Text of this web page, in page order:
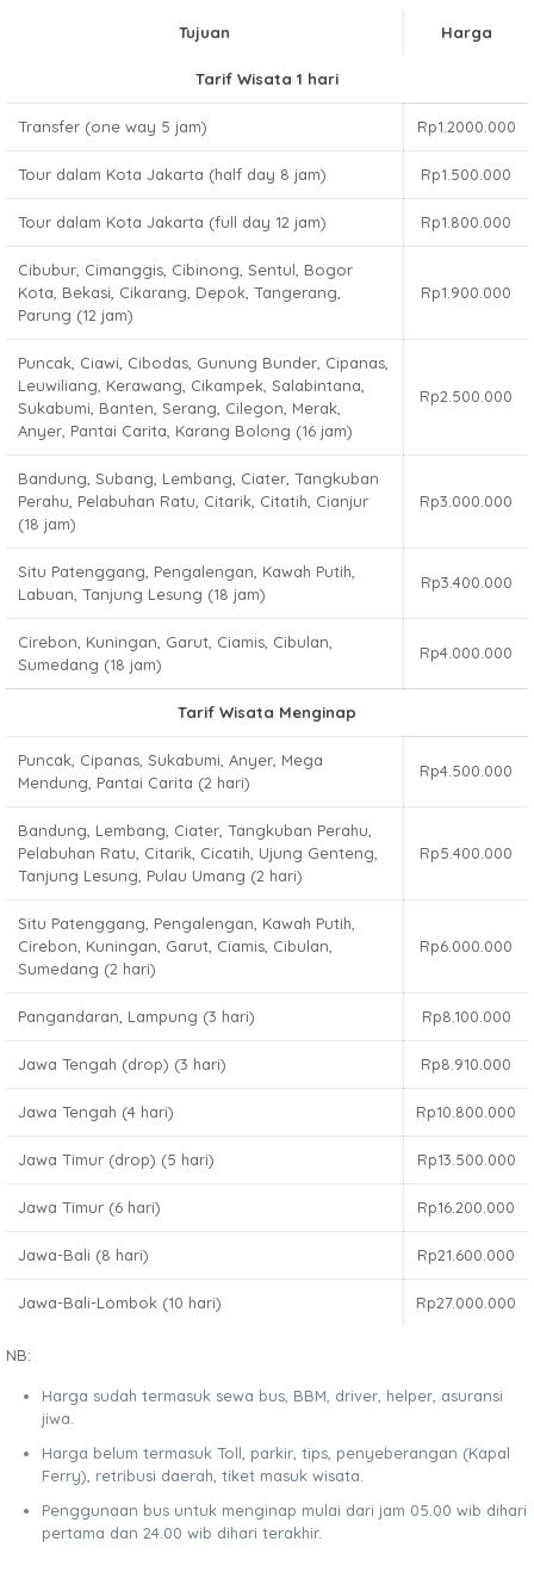
Tujuan Harga
Tarif Wisata 1 hari
Transfer (one way 5 jam) Rp1.2000.000
Tour dalam Kota Jakarta (half day 8 jam) Rp1.500.000
Tour dalam Kota Jakarta (full day 12 jam) Rp1.800.000
Cibubur, Cimanggis, Cibinong, Sentul, Bogor
Kota, Bekasi, Cikarang, Depok, Tangerang,
Parung (12 jam)
Rp1.900.000
Puncak, Ciawi, Cibodas, Gunung Bunder, Cipanas,
Leuwiliang, Kerawang, Cikampek, Salabintana,
Sukabumi, Banten, Serang, Cilegon, Merak,
Anyer, Pantai Carita, Karang Bolong (16 jam)
Rp2.500.000
Bandung, Subang, Lembang, Ciater, Tangkuban
Perahu, Pelabuhan Ratu, Citarik, Citatih, Cianjur
(18 jam)
Rp3.000.000
Situ Patenggang, Pengalengan, Kawah Putih,
Labuan, Tanjung Lesung (18 jam)
Rp3.400.000
Cirebon, Kuningan, Garut, Ciamis, Cibulan,
Sumedang (18 jam)
Rp4.000.000
Tarif Wisata Menginap
Puncak, Cipanas, Sukabumi, Anyer, Mega
Mendung, Pantai Carita (2 hari)
Rp4.500.000
Bandung, Lembang, Ciater, Tangkuban Perahu,
Pelabuhan Ratu, Citarik, Cicatih, Ujung Genteng,
Tanjung Lesung, Pulau Umang (2 hari)
Rp5.400.000
Situ Patenggang, Pengalengan, Kawah Putih,
Cirebon, Kuningan, Garut, Ciamis, Cibulan,
Sumedang (2 hari)
Rp6.000.000
Pangandaran, Lampung (3 hari) Rp8.100.000
Jawa Tengah (drop) (3 hari) Rp8.910.000
Jawa Tengah (4 hari) Rp10.800.000
Jawa Timur (drop) (5 hari) Rp13.500.000
Jawa Timur (6 hari) Rp16.200.000
Jawa-Bali (8 hari) Rp21.600.000
Jawa-Bali-Lombok (10 hari) Rp27.000.000
NB:
Harga sudah termasuk sewa bus, BBM, driver, helper, asuransi
jiwa.
Harga belum termasuk Toll, parkir, tips, penyeberangan (Kapal
Ferry), retribusi daerah, tiket masuk wisata.
Penggunaan bus untuk menginap mulai dari jam 05.00 wib dihari
pertama dan 24.00 wib dihari terakhir.